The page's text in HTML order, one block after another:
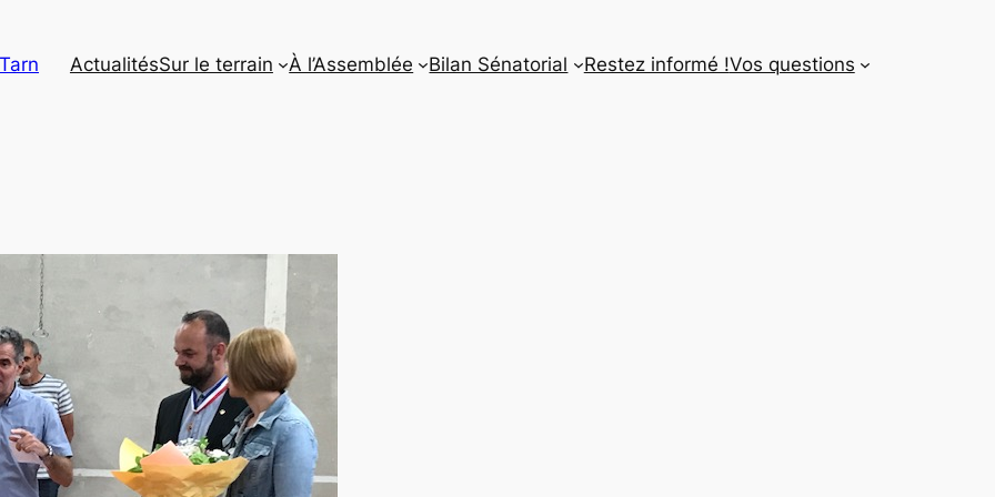
ActualitésSur le terrain À l’Assemblée Bilan Sénatorial Restez informé !Vos questions